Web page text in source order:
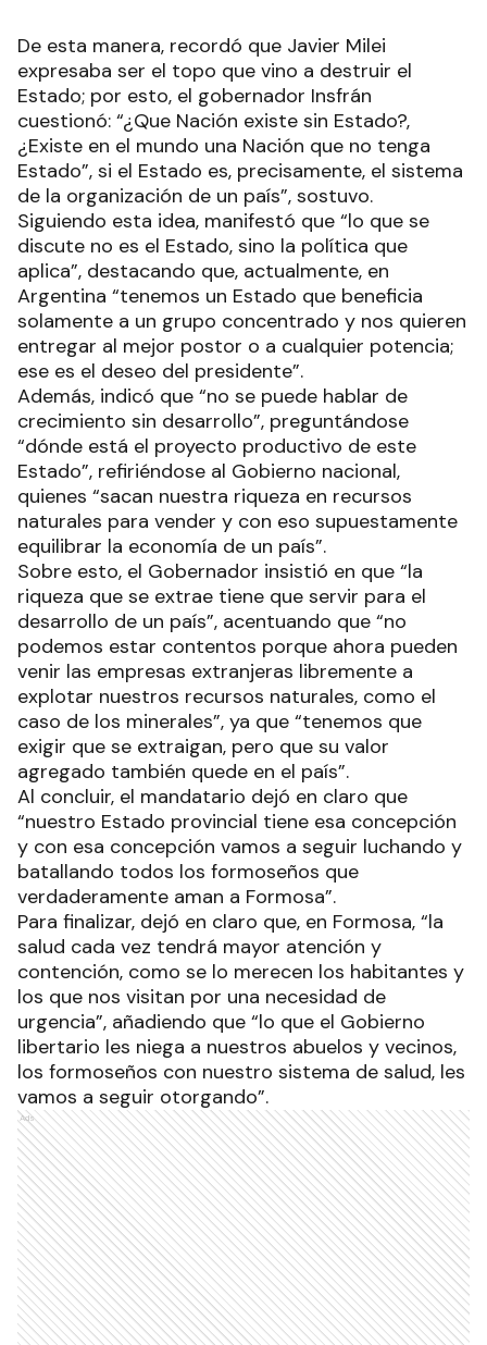
De esta manera, recordó que Javier Milei
expresaba ser el topo que vino a destruir el
Estado; por esto, el gobernador Insfrán
cuestionó: “¿Que Nación existe sin Estado?,
¿Existe en el mundo una Nación que no tenga
Estado”, si el Estado es, precisamente, el sistema
de la organización de un país”, sostuvo.
Siguiendo esta idea, manifestó que “lo que se
discute no es el Estado, sino la política que
aplica”, destacando que, actualmente, en
Argentina “tenemos un Estado que beneficia
solamente a un grupo concentrado y nos quieren
entregar al mejor postor o a cualquier potencia;
ese es el deseo del presidente”.
Además, indicó que “no se puede hablar de
crecimiento sin desarrollo”, preguntándose
“dónde está el proyecto productivo de este
Estado”, refiriéndose al Gobierno nacional,
quienes “sacan nuestra riqueza en recursos
naturales para vender y con eso supuestamente
equilibrar la economía de un país”.
Sobre esto, el Gobernador insistió en que “la
riqueza que se extrae tiene que servir para el
desarrollo de un país”, acentuando que “no
podemos estar contentos porque ahora pueden
venir las empresas extranjeras libremente a
explotar nuestros recursos naturales, como el
caso de los minerales”, ya que “tenemos que
exigir que se extraigan, pero que su valor
agregado también quede en el país”.
Al concluir, el mandatario dejó en claro que
“nuestro Estado provincial tiene esa concepción
y con esa concepción vamos a seguir luchando y
batallando todos los formoseños que
verdaderamente aman a Formosa”.
Para finalizar, dejó en claro que, en Formosa, “la
salud cada vez tendrá mayor atención y
contención, como se lo merecen los habitantes y
los que nos visitan por una necesidad de
urgencia”, añadiendo que “lo que el Gobierno
libertario les niega a nuestros abuelos y vecinos,
los formoseños con nuestro sistema de salud, les
vamos a seguir otorgando”.
Ads